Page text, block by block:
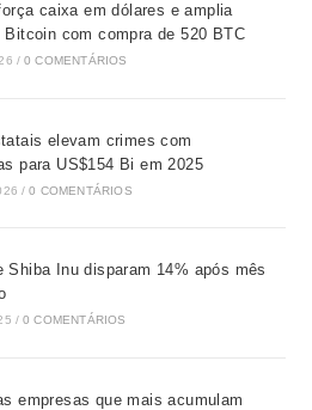
caixa em dólares e amplia
Bitcoin com compra de 520 BTC
/ 0 COMENTÁRIOS
elevam crimes com
para US$154 Bi em 2025
/ 0 COMENTÁRIOS
Shiba Inu disparam 14% após mês
/ 0 COMENTÁRIOS
empresas que mais acumulam